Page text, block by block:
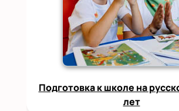
Подготовка к школе на
лет